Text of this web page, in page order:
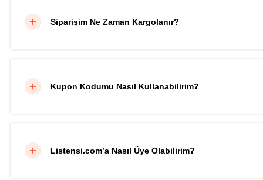
Siparişim Ne Zaman Kargolanır?
Kupon Kodumu Nasıl Kullanabilirim?
Listensi.com’a Nasıl Üye Olabilirim?